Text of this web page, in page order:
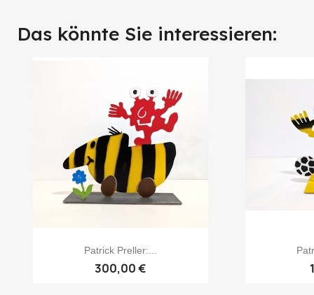
Das könnte Sie interessieren:
Patrick Preller:...
300,00 €